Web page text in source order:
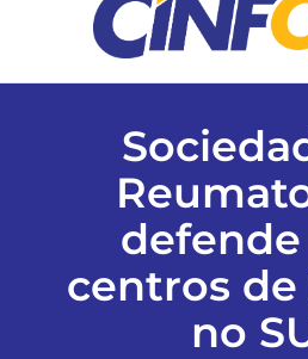
Classificados
FALE CONOSCO
EDIÇÕES EM PDF
centros
no